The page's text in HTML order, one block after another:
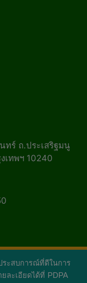
ระสบการณ์ที่ดีในการ
ละเอียดได้ที่ PDPA
ทร์ ถ.ประเสริฐมนู
เทพฯ 10240
mag | กรีน